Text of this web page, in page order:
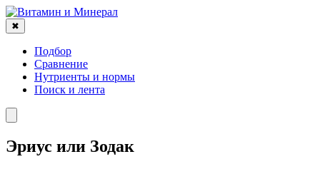
✖
Подбор
Сравнение
Нутриенты и нормы
Поиск и лента
Эриус или Зодак